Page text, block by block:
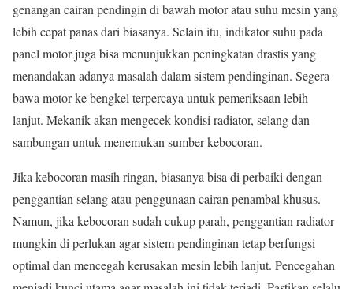
genangan cairan pendingin di bawah motor atau suhu mesin yang
lebih cepat panas dari biasanya. Selain itu, indikator suhu pada
panel motor juga bisa menunjukkan peningkatan drastis yang
menandakan adanya masalah dalam sistem pendinginan. Segera
bawa motor ke bengkel terpercaya untuk pemeriksaan lebih
lanjut. Mekanik akan mengecek kondisi radiator, selang dan
sambungan untuk menemukan sumber kebocoran.
Jika kebocoran masih ringan, biasanya bisa di perbaiki dengan
penggantian selang atau penggunaan cairan penambal khusus.
Namun, jika kebocoran sudah cukup parah, penggantian radiator
mungkin di perlukan agar sistem pendinginan tetap berfungsi
optimal dan mencegah kerusakan mesin lebih lanjut. Pencegahan